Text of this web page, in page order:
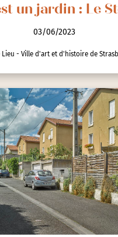
un jardin : Le
03/06/2023
Lieu - Ville d'art et d'histoire de